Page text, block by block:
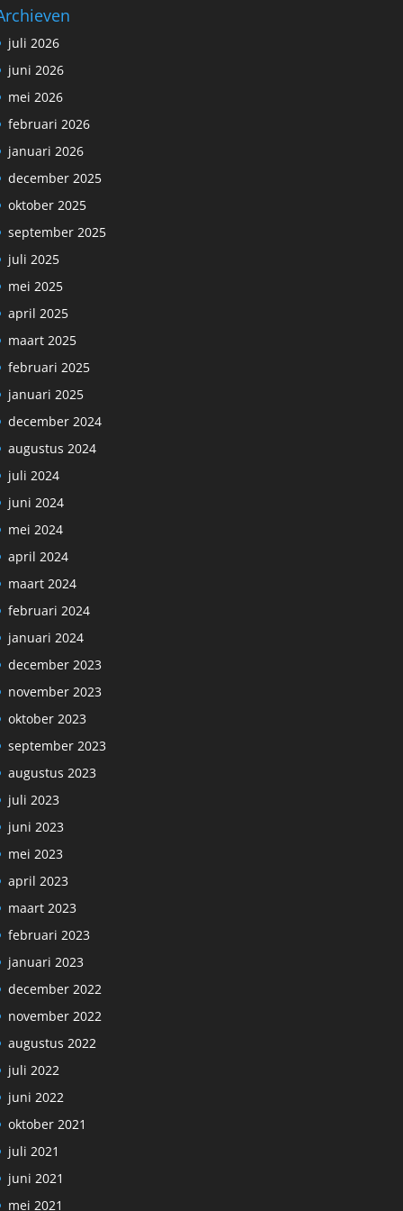
juli 2026
juni 2026
mei 2026
februari 2026
januari 2026
december 2025
oktober 2025
september 2025
juli 2025
mei 2025
april 2025
maart 2025
februari 2025
januari 2025
december 2024
augustus 2024
juli 2024
juni 2024
mei 2024
april 2024
maart 2024
februari 2024
januari 2024
december 2023
november 2023
oktober 2023
september 2023
augustus 2023
juli 2023
juni 2023
mei 2023
april 2023
maart 2023
februari 2023
januari 2023
december 2022
november 2022
augustus 2022
juli 2022
juni 2022
oktober 2021
juli 2021
juni 2021
mei 2021